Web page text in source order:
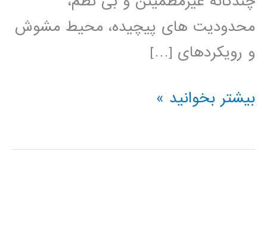
محدودیت های پیچیده، محیط مشوش
و رویکردهای […]
کتاب
هوش
بیشتر بخوانید »